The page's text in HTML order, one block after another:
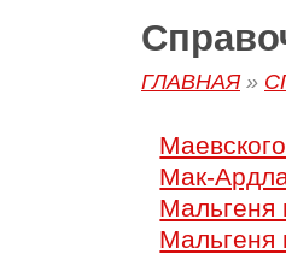
ГЛАВНАЯ»
Мак-
Мальгеня
Мальгеня